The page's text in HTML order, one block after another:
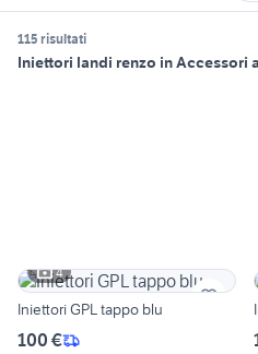
115 risultati
Iniettori landi renzo in Accessori
4
Iniettori GPL tappo blu
100 €